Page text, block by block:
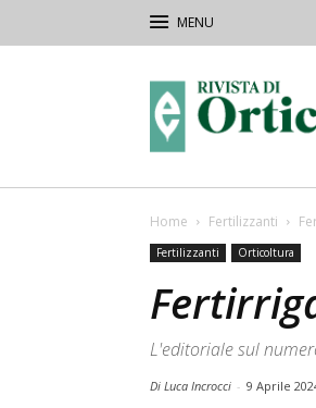
Orticoltura
Home Fertilizzanti
Fertilizzanti Orticoltura
L'editoriale sul
Di Luca Incrocci - 9 Aprile